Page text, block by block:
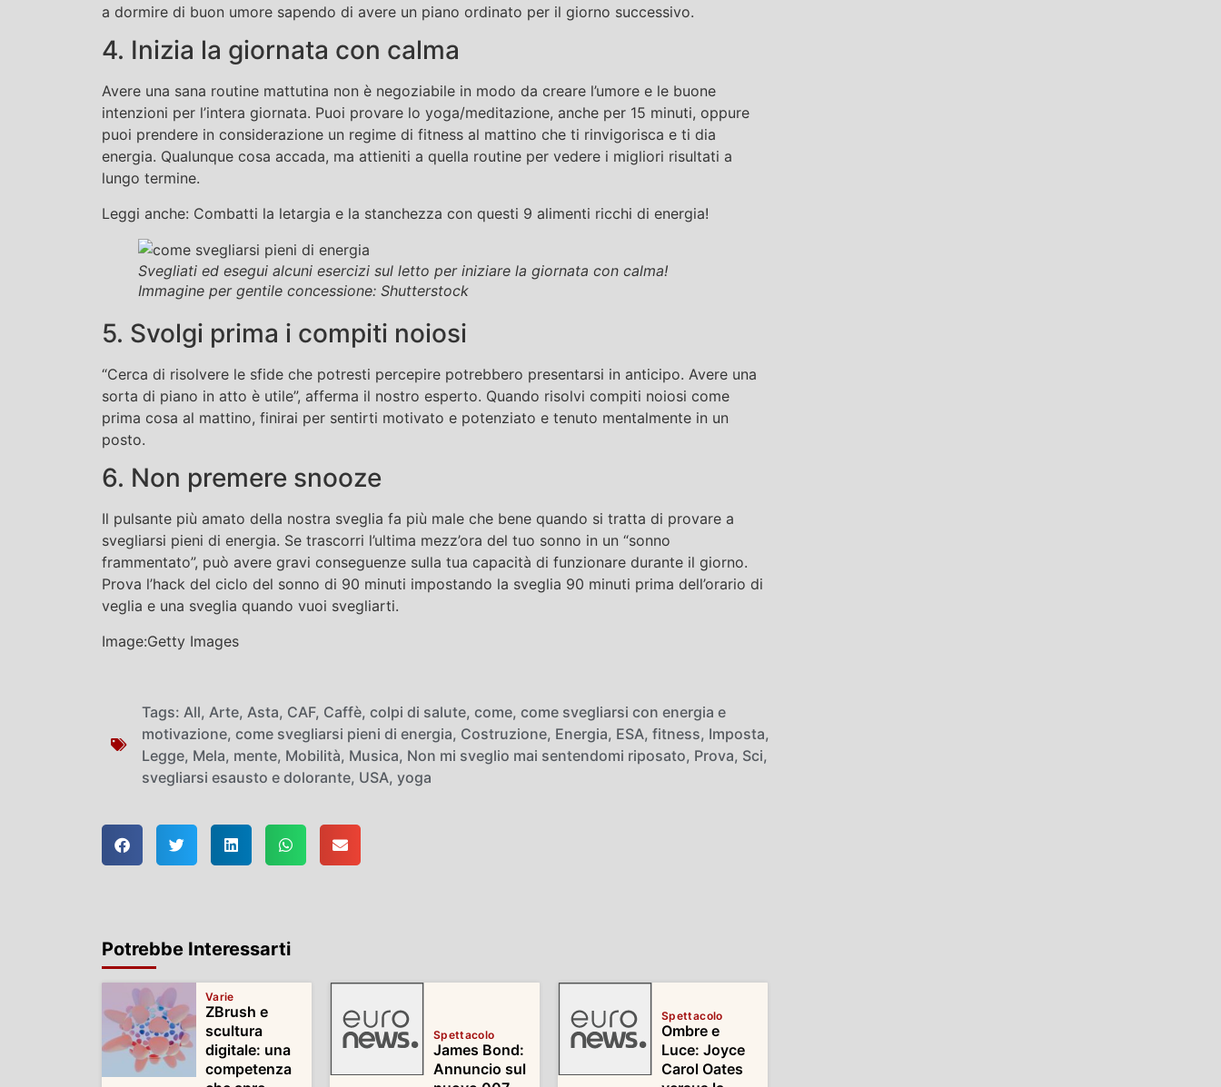
a dormire di buon umore sapendo di avere un piano ordinato per il giorno successivo.
4. Inizia la giornata con calma
Avere una sana routine mattutina non è negoziabile in modo da creare l’umore e le buone
intenzioni per l’intera giornata. Puoi provare lo yoga/meditazione, anche per 15 minuti, oppure
puoi prendere in considerazione un regime di fitness al mattino che ti rinvigorisca e ti dia
energia. Qualunque cosa accada, ma attieniti a quella routine per vedere i migliori risultati a
lungo termine.
Leggi anche: Combatti la letargia e la stanchezza con questi 9 alimenti ricchi di energia!
Svegliati ed esegui alcuni esercizi sul letto per iniziare la giornata con calma!
Immagine per gentile concessione: Shutterstock
5. Svolgi prima i compiti noiosi
“Cerca di risolvere le sfide che potresti percepire potrebbero presentarsi in anticipo. Avere una
sorta di piano in atto è utile”, afferma il nostro esperto. Quando risolvi compiti noiosi come
prima cosa al mattino, finirai per sentirti motivato e potenziato e tenuto mentalmente in un
posto.
6. Non premere snooze
Il pulsante più amato della nostra sveglia fa più male che bene quando si tratta di provare a
svegliarsi pieni di energia. Se trascorri l’ultima mezz’ora del tuo sonno in un “sonno
frammentato”, può avere gravi conseguenze sulla tua capacità di funzionare durante il giorno.
Prova l’hack del ciclo del sonno di 90 minuti impostando la sveglia 90 minuti prima dell’orario di
veglia e una sveglia quando vuoi svegliarti.
Image:Getty Images
Tags: All, Arte, Asta, CAF, Caffè, colpi di salute, come, come svegliarsi con energia e
motivazione, come svegliarsi pieni di energia, Costruzione, Energia, ESA, fitness, Imposta,
Legge, Mela, mente, Mobilità, Musica, Non mi sveglio mai sentendomi riposato, Prova, Sci,
svegliarsi esausto e dolorante, USA, yoga
Potrebbe Interessarti
Varie
ZBrush e
scultura
digitale: una
competenza
Spettacolo
James Bond:
Annuncio sul
Spettacolo
Ombre e
Luce: Joyce
Carol Oates